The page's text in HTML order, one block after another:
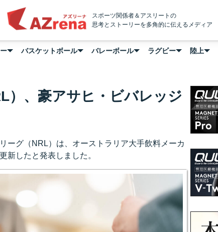
AZrena
スポーツ関係者＆アスリートの
思考とストーリーを多角的に伝えるメディア
バスケットボール バレーボール ラグビー 陸上
）、豪アサヒ・ビバレッジ
ーグ（NRL）は、オーストラリア大手飲料メーカ
新したと発表しました。